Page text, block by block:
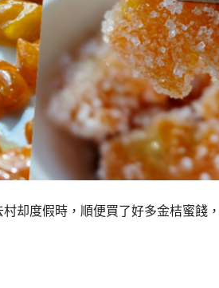
却度假時，順便買了好多金桔蜜餞